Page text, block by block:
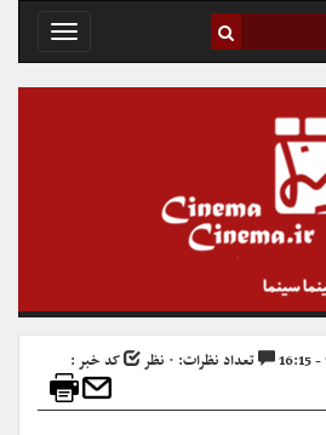
Toggle
تعداد نظرات: ۰ نظر
کد خبر :